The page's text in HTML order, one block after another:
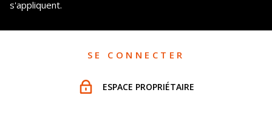
s'appliquent.
SE CONNECTER
ESPACE PROPRIÉTAIRE